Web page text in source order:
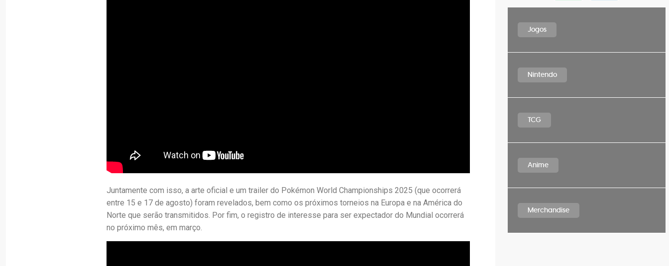
Juntamente com isso, a arte oficial e um trailer do Pokémon World Championships 2025 (que ocorrerá
entre 15 e 17 de agosto) foram revelados, bem como os próximos torneios na Europa e na América do
Norte que serão transmitidos. Por fim, o registro de interesse para ser expectador do Mundial ocorrerá
no próximo mês, em março.
Jogos
Nintendo
TCG
Anime
Merchandise